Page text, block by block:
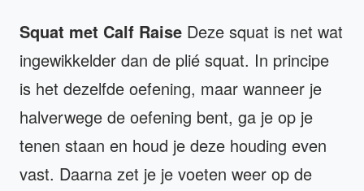
Squat met Calf Raise Deze squat is net wat
ingewikkelder dan de plié squat. In principe
is het dezelfde oefening, maar wanneer je
halverwege de oefening bent, ga je op je
tenen staan en houd je deze houding even
vast. Daarna zet je je voeten weer op de